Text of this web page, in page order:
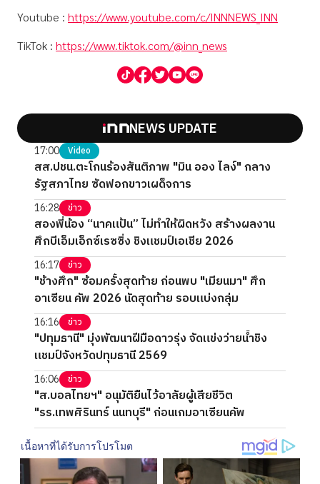
Youtube : https://www.youtube.com/c/INNNEWS_INN
TikTok : https://www.tiktok.com/@inn_news
NEWS UPDATE
17:00 Video
สส.ปชน.ตะโกนร้องสันติภาพ "มิน ออง ไลง์" กลาง
รัฐสภาไทย ซัดฟอกขาวเผด็จการ
16:28 ข่าว
สองพี่น้อง “นาคแป้น” ไม่ทำให้ผิดหวัง สร้างผลงาน
ศึกบีเอ็มเอ็กซ์เรซซิ่ง ชิงแชมป์เอเชีย 2026
16:17 ข่าว
"ช้างศึก" ซ้อมครั้งสุดท้าย ก่อนพบ "เมียนมา" ศึก
อาเซียน คัพ 2026 นัดสุดท้าย รอบแบ่งกลุ่ม
16:16 ข่าว
"ปทุมธานี" มุ่งพัฒนาฝีมือดาวรุ่ง จัดแข่งว่ายน้ำชิง
แชมป์จังหวัดปทุมธานี 2569
16:06 ข่าว
"ส.บอลไทยฯ" อนุมัติยืนไว้อาลัยผู้เสียชีวิต
"รร.เทพศิรินทร์ นนทบุรี" ก่อนเกมอาเซียนคัพ